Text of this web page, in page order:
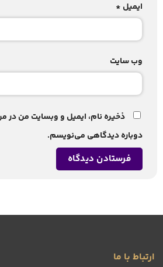
ایمیل *
وب‌ سایت
ذخیره نام، ایمیل و وبسایت من در
دوباره دیدگاهی می‌نویسم.
ارتباط با ما